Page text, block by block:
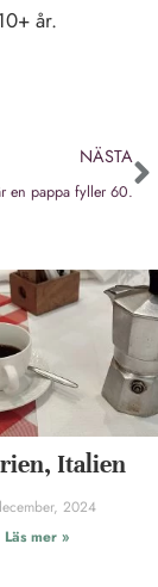
år.
NÄSTA
en pappa fyller 60.
Italien
2024
Läs mer »